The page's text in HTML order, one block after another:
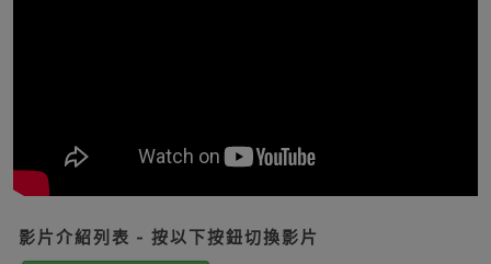
影片介紹列表 - 按以下按鈕切換影片